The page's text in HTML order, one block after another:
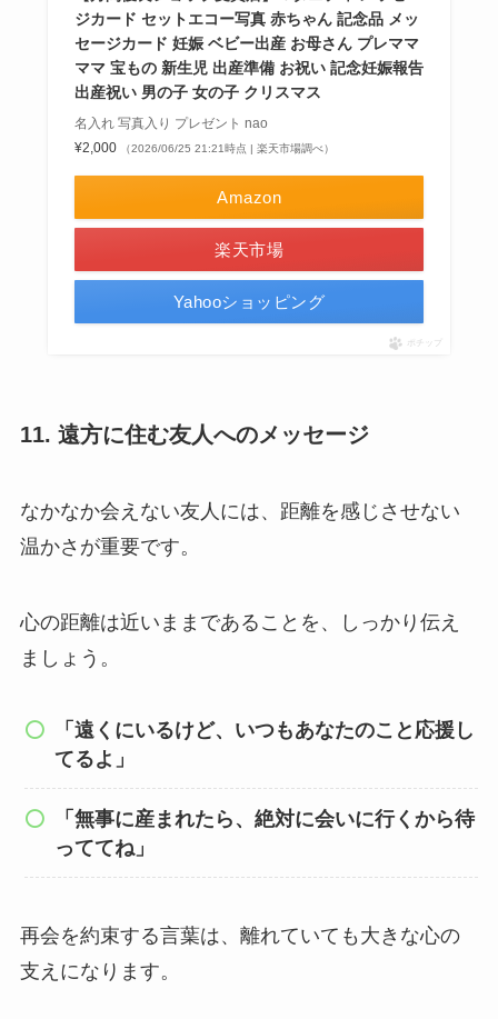
ジカード セットエコー写真 赤ちゃん 記念品 メッ
セージカード 妊娠 ベビー出産 お母さん プレママ
ママ 宝もの 新生児 出産準備 お祝い 記念妊娠報告
出産祝い 男の子 女の子 クリスマス
名入れ 写真入り プレゼント nao
¥2,000
（2026/06/25 21:21時点 | 楽天市場調べ）
Amazon
楽天市場
Yahooショッピング
ポチップ
11. 遠方に住む友人へのメッセージ
なかなか会えない友人には、距離を感じさせない
温かさが重要です。
心の距離は近いままであることを、しっかり伝え
ましょう。
「遠くにいるけど、いつもあなたのこと応援し
てるよ」
「無事に産まれたら、絶対に会いに行くから待
っててね」
再会を約束する言葉は、離れていても大きな心の
支えになります。